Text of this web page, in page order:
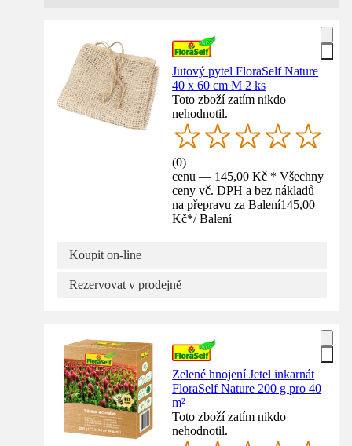
Jutový pytel FloraSelf Nature
40 x 60 cm M 2 ks
Toto zboží zatím nikdo
nehodnotil.
(0)
cenu — 145,00 Kč * Všechny
ceny vč. DPH a bez nákladů
na přepravu za Balení145,00
Kč*/ Balení
Koupit on-line
Rezervovat v prodejně
Zelené hnojení Jetel inkarnát
FloraSelf Nature 200 g pro 40
m²
Toto zboží zatím nikdo
nehodnotil.